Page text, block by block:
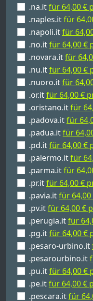
.na.itfür 64,00 €
.naples.itfür
.napoli.itfür
.no.itfür 64,00 €
.novara.itfür
.nu.itfür 64,00 €
.nuoro.itfür
.or.itfür 64,00 €
.oristano.itfür
.padova.itfür
.padua.itfür
.pd.itfür 64,00 €
.palermo.itfür
.parma.itfür
.pr.itfür 64,00 €
.pavia.itfür 64,00
.pv.itfür 64,00 €
.perugia.itfür
.pg.itfür 64,00 €
.pesaro-urbino.it
.pesarourbino.it
.pu.itfür 64,00 €
.pe.itfür 64,00 €
.pescara.itfür